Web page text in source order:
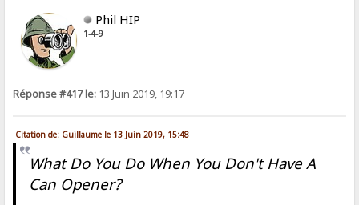
Phil HIP
1-4-9
Réponse #417 le: 13 Juin 2019, 19:17
Citation de: Guillaume le 13 Juin 2019, 15:48
What Do You Do When You Don't Have A
Can Opener?